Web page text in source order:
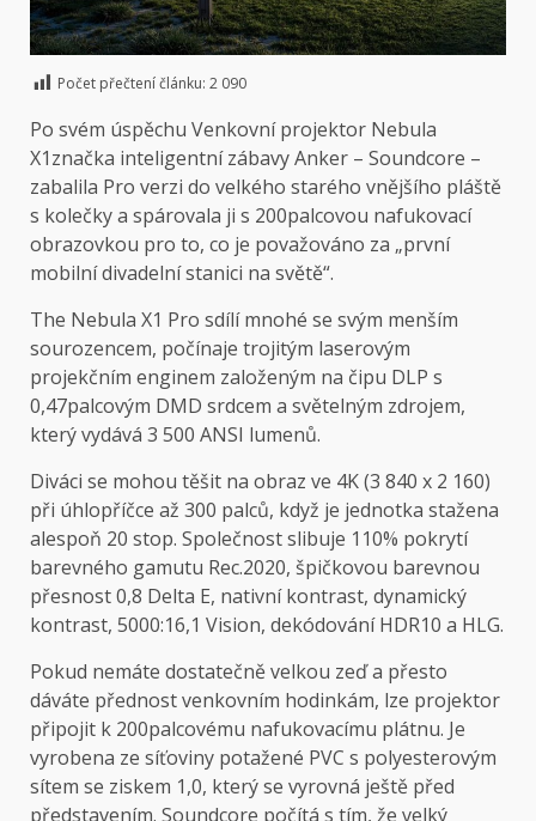
Počet přečtení článku: 2 090
Po svém úspěchu Venkovní projektor Nebula
X1značka inteligentní zábavy Anker – Soundcore –
zabalila Pro verzi do velkého starého vnějšího pláště
s kolečky a spárovala ji s 200palcovou nafukovací
obrazovkou pro to, co je považováno za „první
mobilní divadelní stanici na světě“.
The Nebula X1 Pro sdílí mnohé se svým menším
sourozencem, počínaje trojitým laserovým
projekčním enginem založeným na čipu DLP s
0,47palcovým DMD srdcem a světelným zdrojem,
který vydává 3 500 ANSI lumenů.
Diváci se mohou těšit na obraz ve 4K (3 840 x 2 160)
při úhlopříčce až 300 palců, když je jednotka stažena
alespoň 20 stop. Společnost slibuje 110% pokrytí
barevného gamutu Rec.2020, špičkovou barevnou
přesnost 0,8 Delta E, nativní kontrast, dynamický
kontrast, 5000:16,1 Vision, dekódování HDR10 a HLG.
Pokud nemáte dostatečně velkou zeď a přesto
dáváte přednost venkovním hodinkám, lze projektor
připojit k 200palcovému nafukovacímu plátnu. Je
vyrobena ze síťoviny potažené PVC s polyesterovým
sítem se ziskem 1,0, který se vyrovná ještě před
představením. Soundcore počítá s tím, že velký